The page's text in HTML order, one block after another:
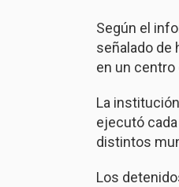
Según el
señalado de
en un centro
La
ejecutó
distintos
Los